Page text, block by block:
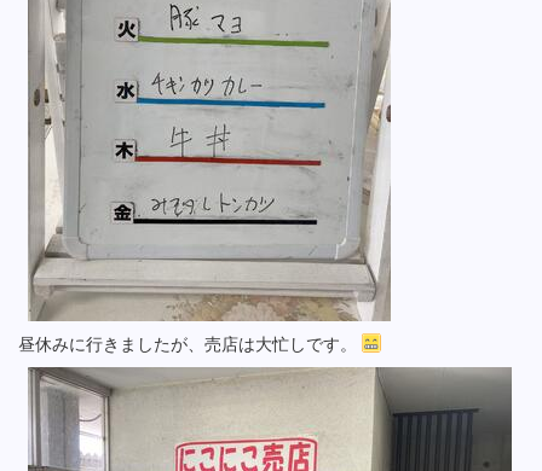
昼休みに行きましたが、売店は大忙しです。